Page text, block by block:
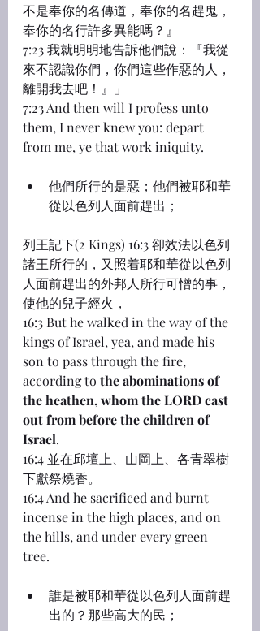
不是奉你的名傳道，奉你的名趕鬼，
奉你的名行許多異能嗎？』
7:23 我就明明地告訴他們說：『我從
來不認識你們，你們這些作惡的人，
離開我去吧！』」
7:23 And then will I profess unto
them, I never knew you: depart
from me, ye that work iniquity.
他們所行的是惡；他們被耶和華
從以色列人面前趕出；
列王記下(2 Kings) 16:3 卻效法以色列
諸王所行的，又照着耶和華從以色列
人面前趕出的外邦人所行可憎的事，
使他的兒子經火，
16:3 But he walked in the way of the
kings of Israel, yea, and made his
son to pass through the fire,
according to the abominations of
the heathen, whom the LORD cast
out from before the children of
Israel.
16:4 並在邱壇上、山岡上、各青翠樹
下獻祭燒香。
16:4 And he sacrificed and burnt
incense in the high places, and on
the hills, and under every green
tree.
誰是被耶和華從以色列人面前趕
出的？那些高大的民；